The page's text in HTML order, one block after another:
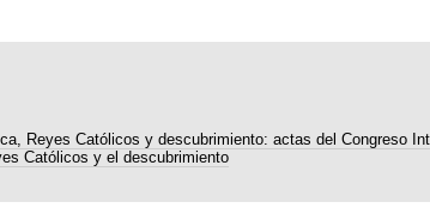
Reyes Católicos y descubrimiento: actas del Congreso
Católicos y el descubrimiento